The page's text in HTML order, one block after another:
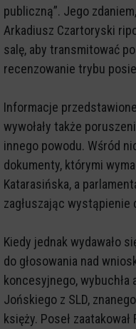
publiczną”. Jego
Arkadiusz Czartoryski
salę, aby transmitować
recenzowanie trybu
Informacje
wywołały także
innego powodu. Wśród
dokumenty, którymi
Katarasińska, a
zagłuszając
Kiedy jednak wydawało
do głosowania nad
koncesyjnego, wybuchła
Jońskiego z SLD,
księży. Poseł